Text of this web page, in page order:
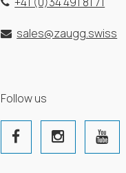
sales@zaugg.swiss
Follow us